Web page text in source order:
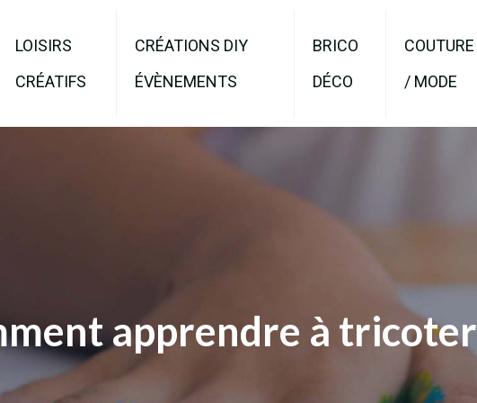
LOISIRS
CRÉATIFS
CRÉATIONS DIY
ÉVÈNEMENTS
BRICO
DÉCO
COUTURE
/ MODE
apprendre à tricoter